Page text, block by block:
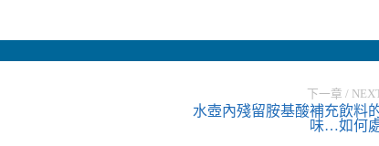
下一章 /
水壺內殘留胺基酸補充飲料
味…如何